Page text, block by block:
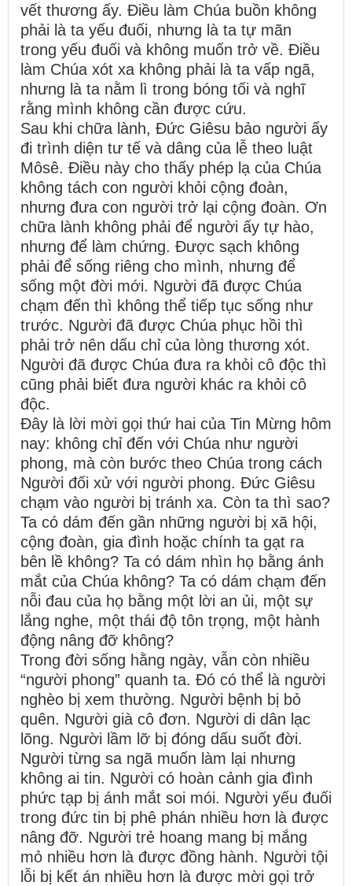
vết thương ấy. Điều làm Chúa buồn không
phải là ta yếu đuối, nhưng là ta tự mãn
trong yếu đuối và không muốn trở về. Điều
làm Chúa xót xa không phải là ta vấp ngã,
nhưng là ta nằm lì trong bóng tối và nghĩ
rằng mình không cần được cứu.
Sau khi chữa lành, Đức Giêsu bảo người ấy
đi trình diện tư tế và dâng của lễ theo luật
Môsê. Điều này cho thấy phép lạ của Chúa
không tách con người khỏi cộng đoàn,
nhưng đưa con người trở lại cộng đoàn. Ơn
chữa lành không phải để người ấy tự hào,
nhưng để làm chứng. Được sạch không
phải để sống riêng cho mình, nhưng để
sống một đời mới. Người đã được Chúa
chạm đến thì không thể tiếp tục sống như
trước. Người đã được Chúa phục hồi thì
phải trở nên dấu chỉ của lòng thương xót.
Người đã được Chúa đưa ra khỏi cô độc thì
cũng phải biết đưa người khác ra khỏi cô
độc.
Đây là lời mời gọi thứ hai của Tin Mừng hôm
nay: không chỉ đến với Chúa như người
phong, mà còn bước theo Chúa trong cách
Người đối xử với người phong. Đức Giêsu
chạm vào người bị tránh xa. Còn ta thì sao?
Ta có dám đến gần những người bị xã hội,
cộng đoàn, gia đình hoặc chính ta gạt ra
bên lề không? Ta có dám nhìn họ bằng ánh
mắt của Chúa không? Ta có dám chạm đến
nỗi đau của họ bằng một lời an ủi, một sự
lắng nghe, một thái độ tôn trọng, một hành
động nâng đỡ không?
Trong đời sống hằng ngày, vẫn còn nhiều
“người phong” quanh ta. Đó có thể là người
nghèo bị xem thường. Người bệnh bị bỏ
quên. Người già cô đơn. Người di dân lạc
lõng. Người lầm lỡ bị đóng dấu suốt đời.
Người từng sa ngã muốn làm lại nhưng
không ai tin. Người có hoàn cảnh gia đình
phức tạp bị ánh mắt soi mói. Người yếu đuối
trong đức tin bị phê phán nhiều hơn là được
nâng đỡ. Người trẻ hoang mang bị mắng
mỏ nhiều hơn là được đồng hành. Người tội
lỗi bị kết án nhiều hơn là được mời gọi trở